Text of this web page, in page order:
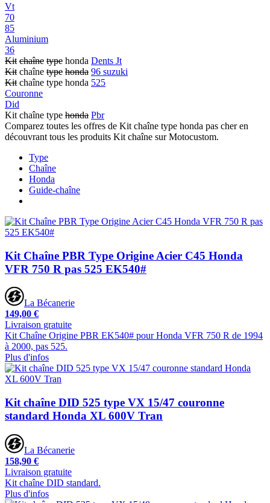
Vt
70
85
Aluminium
36
Kit chaîne type honda Dents Jt
Kit chaîne type honda 96 suzuki
Kit chaîne type honda 525
Couronne
Did
Kit chaîne type honda Pbr
Comparez toutes les offres de Kit chaîne type honda pas cher en
découvrant tous les produits Kit chaîne sur Motocustom.
Type
Chaîne
Honda
Guide-chaîne
Kit Chaîne PBR Type Origine Acier C45 Honda
VFR 750 R pas 525 EK540#
La Bécanerie
149,00 €
Livraison gratuite
Kit Chaîne Origine PBR EK540# pour Honda VFR 750 R de 1994
à 2000, pas 525.
Plus d'infos
Kit chaîne DID 525 type VX 15/47 couronne
standard Honda XL 600V Tran
La Bécanerie
158,90 €
Livraison gratuite
Kit chaîne DID standard.
Plus d'infos